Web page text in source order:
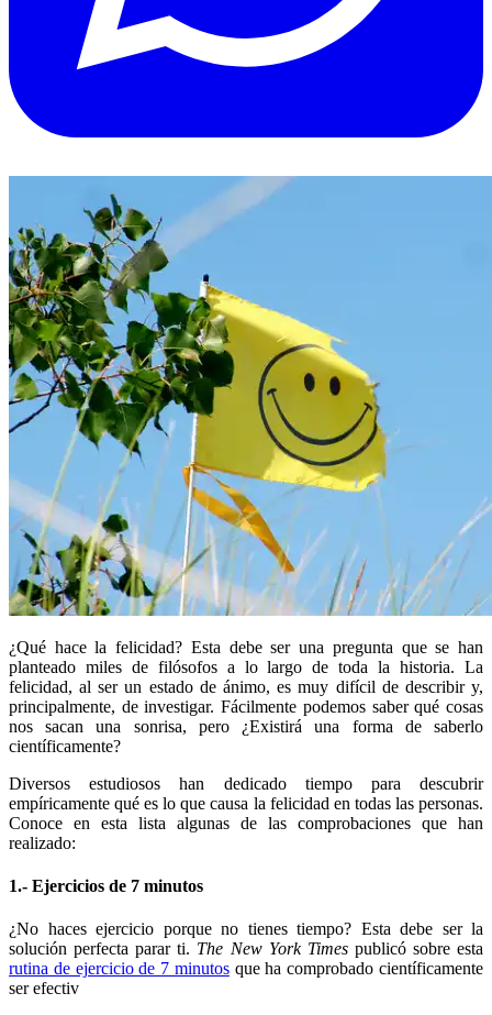
¿Qué hace la felicidad? Esta debe ser una pregunta que se han
planteado miles de filósofos a lo largo de toda la historia. La
felicidad, al ser un estado de ánimo, es muy difícil de describir y,
principalmente, de investigar. Fácilmente podemos saber qué cosas
nos sacan una sonrisa, pero ¿Existirá una forma de saberlo
científicamente?
Diversos estudiosos han dedicado tiempo para descubrir
empíricamente qué es lo que causa la felicidad en todas las personas.
Conoce en esta lista algunas de las comprobaciones que han
realizado:
1.- Ejercicios de 7 minutos
¿No haces ejercicio porque no tienes tiempo? Esta debe ser la
solución perfecta parar ti. The New York Times publicó sobre esta
rutina de ejercicio de 7 minutosque ha comprobado científicamente
ser efectiv